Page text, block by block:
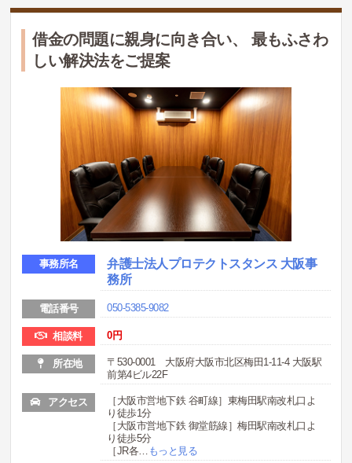
借金の問題に親身に向き合い、 最もふさわ
しい解決法をご提案
事務所名
弁護士法人プロテクトスタンス 大阪事
務所
電話番号 050-5385-9082
相談料 0円
所在地
〒530-0001 大阪府大阪市北区梅田1-11-4 大阪駅
前第4ビル22F
アクセス
［大阪市営地下鉄 谷町線］東梅田駅南改札口よ
り徒歩1分
［大阪市営地下鉄 御堂筋線］梅田駅南改札口よ
り徒歩5分
［JR各
もっと見る